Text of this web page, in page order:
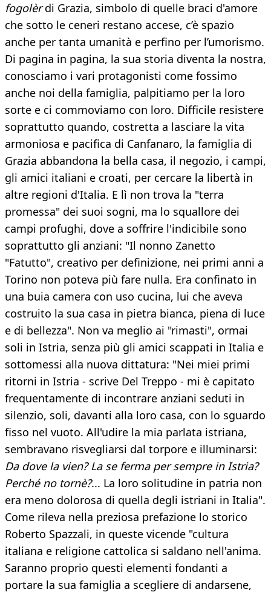
fogolèrdi Grazia, simbolo di quelle braci d'amore
che sotto le ceneri restano accese, c’è spazio
anche per tanta umanità e perfino per l’umorismo.
Di pagina in pagina, la sua storia diventa la nostra,
conosciamo i vari protagonisti come fossimo
anche noi della famiglia, palpitiamo per la loro
sorte e ci commoviamo con loro. Difficile resistere
soprattutto quando, costretta a lasciare la vita
armoniosa e pacifica di Canfanaro, la famiglia di
Grazia abbandona la bella casa, il negozio, i campi,
gli amici italiani e croati, per cercare la libertà in
altre regioni d'Italia. E lì non trova la "terra
promessa" dei suoi sogni, ma lo squallore dei
campi profughi, dove a soffrire l'indicibile sono
soprattutto gli anziani: "Il nonno Zanetto
"Fatutto", creativo per definizione, nei primi anni a
Torino non poteva più fare nulla. Era confinato in
una buia camera con uso cucina, lui che aveva
costruito la sua casa in pietra bianca, piena di luce
e di bellezza". Non va meglio ai "rimasti", ormai
soli in Istria, senza più gli amici scappati in Italia e
sottomessi alla nuova dittatura: "Nei miei primi
ritorni in Istria - scrive Del Treppo - mi è capitato
frequentamente di incontrare anziani seduti in
silenzio, soli, davanti alla loro casa, con lo sguardo
fisso nel vuoto. All'udire la mia parlata istriana,
sembravano risvegliarsi dal torpore e illuminarsi:
Da dove la vien? La se ferma per sempre in Istria?
Perché no tornè?... La loro solitudine in patria non
era meno dolorosa di quella degli istriani in Italia".
Come rileva nella preziosa prefazione lo storico
Roberto Spazzali, in queste vicende "cultura
italiana e religione cattolica si saldano nell'anima.
Saranno proprio questi elementi fondanti a
portare la sua famiglia a scegliere di andarsene,